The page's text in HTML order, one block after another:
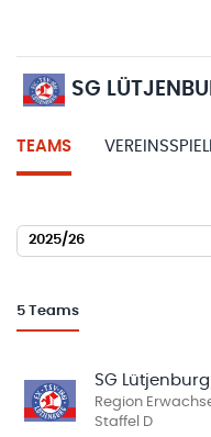
SG
TEAMS
2025/26
5 Teams
SG
Region
Staffel D